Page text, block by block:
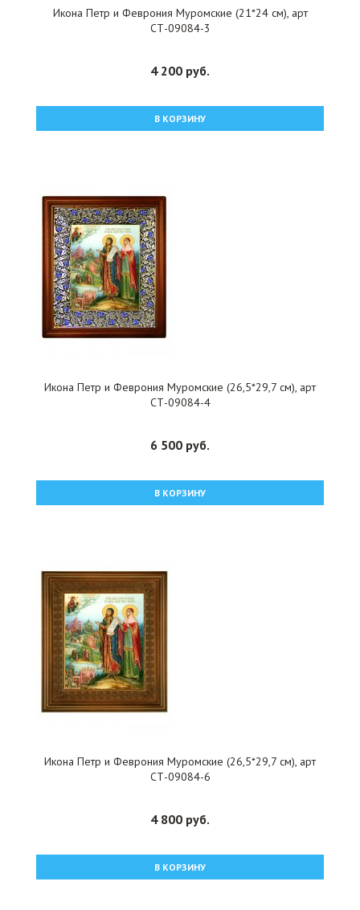
Икона Петр и Феврония Муромские (21*24 см), арт
СТ-09084-3
4 200 руб.
В КОРЗИНУ
Икона Петр и Феврония Муромские (26,5*29,7 см), арт
СТ-09084-4
6 500 руб.
В КОРЗИНУ
Икона Петр и Феврония Муромские (26,5*29,7 см), арт
СТ-09084-6
4 800 руб.
В КОРЗИНУ